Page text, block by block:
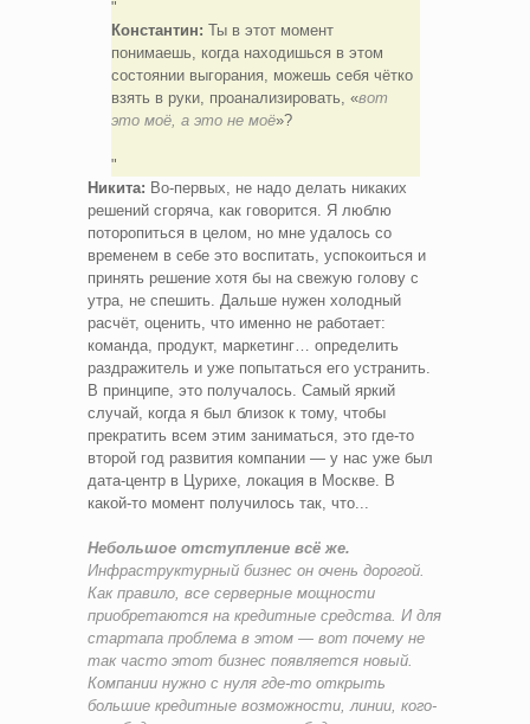
Константин: Ты в этот момент
понимаешь, когда находишься в этом
состоянии выгорания, можешь себя чётко
взять в руки, проанализировать, «вот
это моё, а это не моё»?
Никита: Во-первых, не надо делать никаких
решений сгоряча, как говорится. Я люблю
поторопиться в целом, но мне удалось со
временем в себе это воспитать, успокоиться и
принять решение хотя бы на свежую голову с
утра, не спешить. Дальше нужен холодный
расчёт, оценить, что именно не работает:
команда, продукт, маркетинг… определить
раздражитель и уже попытаться его устранить.
В принципе, это получалось. Самый яркий
случай, когда я был близок к тому, чтобы
прекратить всем этим заниматься, это где-то
второй год развития компании — у нас уже был
дата-центр в Цурихе, локация в Москве. В
какой-то момент получилось так, что...
Небольшое отступление всё же.
Инфраструктурный бизнес он очень дорогой.
Как правило, все серверные мощности
приобретаются на кредитные средства. И для
стартапа проблема в этом — вот почему не
так часто этот бизнес появляется новый.
Компании нужно с нуля где-то открыть
большие кредитные возможности, линии, кого-